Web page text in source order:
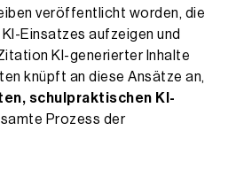
veröffentlicht worden, die
Einsatzes aufzeigen und
KI-generierter Inhalte
knüpft an diese Ansätze an,
schulpraktischen KI-
Prozess der